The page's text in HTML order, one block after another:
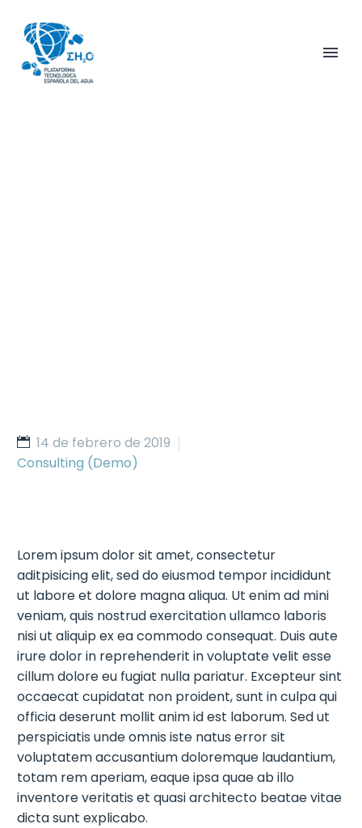
14 de febrero de 2019
Consulting (Demo)
Lorem ipsum dolor sit amet, consectetur
aditpisicing elit, sed do eiusmod tempor incididunt
ut labore et dolore magna aliqua. Ut enim ad mini
veniam, quis nostrud exercitation ullamco laboris
nisi ut aliquip ex ea commodo consequat. Duis aute
irure dolor in reprehenderit in voluptate velit esse
cillum dolore eu fugiat nulla pariatur. Excepteur sint
occaecat cupidatat non proident, sunt in culpa qui
officia deserunt mollit anim id est laborum. Sed ut
perspiciatis unde omnis iste natus error sit
voluptatem accusantium doloremque laudantium,
totam rem aperiam, eaque ipsa quae ab illo
inventore veritatis et quasi architecto beatae vitae
dicta sunt explicabo.